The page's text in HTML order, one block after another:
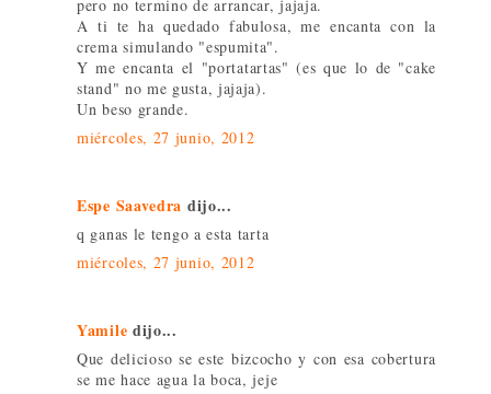
pero no termino de arrancar, jajaja.
A ti te ha quedado fabulosa, me encanta con la
crema simulando "espumita".
Y me encanta el "portatartas" (es que lo de "cake
stand" no me gusta, jajaja).
Un beso grande.
miércoles, 27 junio, 2012
Espe Saavedra dijo...
q ganas le tengo a esta tarta
miércoles, 27 junio, 2012
Yamile dijo...
Que delicioso se este bizcocho y con esa cobertura
se me hace agua la boca, jeje